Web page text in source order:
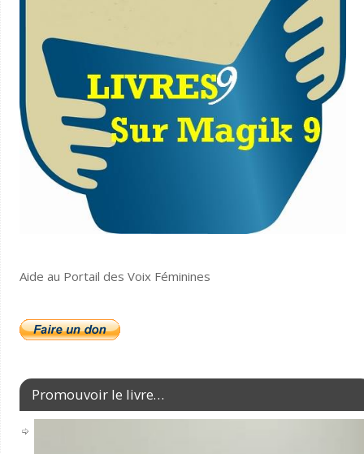
Aide au Portail des Voix Féminines
Promouvoir le livre…